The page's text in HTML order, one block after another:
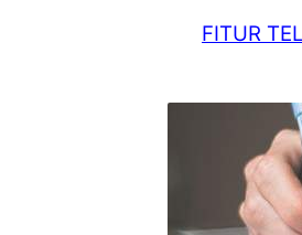
FITUR